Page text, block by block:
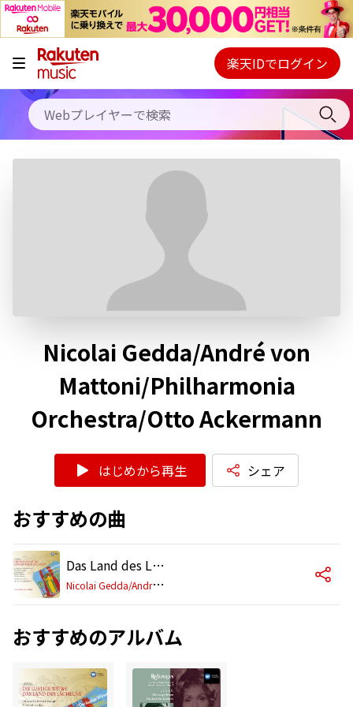
キャンペーン
料金プラン
使い方
Webプレイヤー
ご契約内容の確認・変更
楽天IDでログイン
Nicolai Gedda/André von
Mattoni/Philharmonia
Orchestra/Otto Ackermann
はじめから再生 シェア
おすすめの曲
Das Land des Lächelns, Act 1: Dialog, "Bitte Hoheit, einzutreten" (Der Diener, Sou-Chong)
N
icolai Gedda/André von Mattoni/Philharmonia Orchestra/Otto Ackermann
おすすめのアルバム